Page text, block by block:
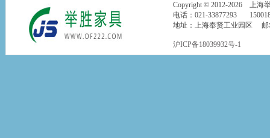
Copyright © 2012-2026 上海
电话：021-33877293
地址：上海奉贤工业园区 邮
沪ICP备18039932号-1